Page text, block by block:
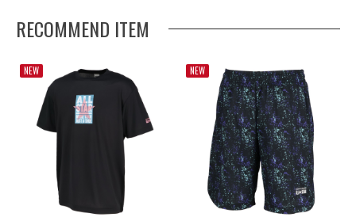
RECOMMEND ITEM
NEW NEW